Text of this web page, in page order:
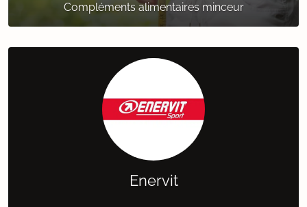
Compléments alimentaires minceur
Enervit